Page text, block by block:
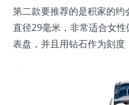
第二款要推荐的是积家的
直径29毫米，非常适合女
表盘，并且用钻石作为刻度